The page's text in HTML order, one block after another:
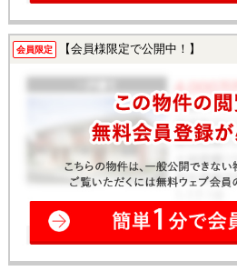
会員限定 【会員様限定で公開中！】